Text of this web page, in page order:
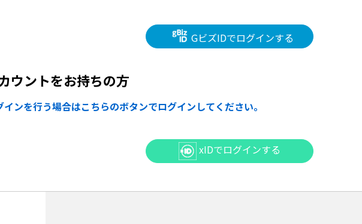
GビズIDでログインする
ウントをお持ちの方
ンを行う場合はこちらのボタンでログインしてください。
xIDでログインする